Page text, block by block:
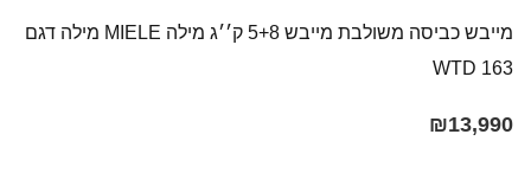
מייבש כביסה משולבת מייבש 5+8 ק׳׳ג מילה MIELE מילה דגם
WTD 163
₪13,990